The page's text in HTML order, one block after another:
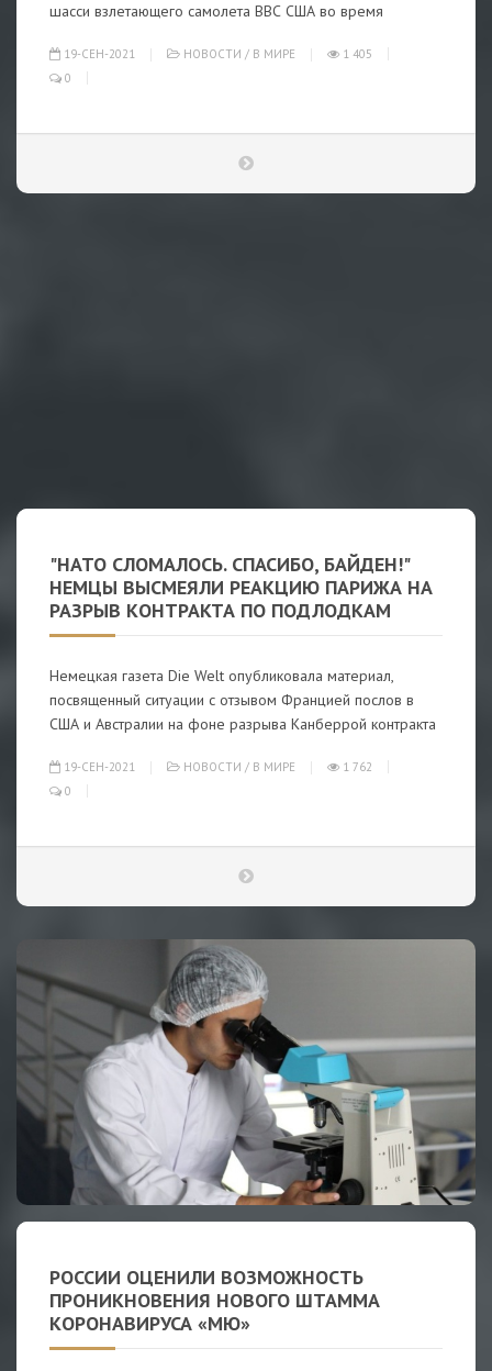
шасси взлетающего самолета ВВС США во время
19-СЕН-2021 НОВОСТИ / В МИРЕ
1 405
0
"НАТО СЛОМАЛОСЬ. СПАСИБО, БАЙДЕН!"
НЕМЦЫ ВЫСМЕЯЛИ РЕАКЦИЮ ПАРИЖА НА
РАЗРЫВ КОНТРАКТА ПО ПОДЛОДКАМ
Немецкая газета Die Welt опубликовала материал,
посвященный ситуации с отзывом Францией послов в
США и Австралии на фоне разрыва Канберрой контракта
19-СЕН-2021 НОВОСТИ / В МИРЕ
1 762
0
РОССИИ ОЦЕНИЛИ ВОЗМОЖНОСТЬ
ПРОНИКНОВЕНИЯ НОВОГО ШТАММА
КОРОНАВИРУСА «МЮ»